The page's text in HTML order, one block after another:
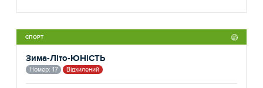
СПОРТ
Зима-Літо-ЮНіСТЬ
Номер: 17 Відхилений